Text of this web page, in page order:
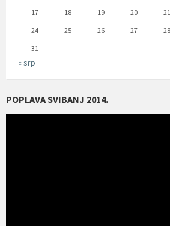
17
18 19 20 21
24
25 26 27 28
31
« srp
POPLAVA SVIBANJ 2014.